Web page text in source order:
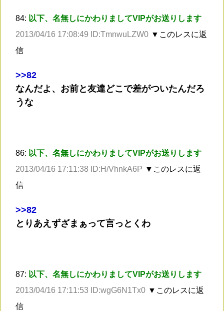
84: 以下、名無しにかわりましてVIPがお送りします
2013/04/16 17:08:49 ID:TmnwuLZW0 ▼このレスに返
信
>>82
なんだよ、お前と友達どこで差がついたんだろ
うな
86: 以下、名無しにかわりましてVIPがお送りします
2013/04/16 17:11:38 ID:H/VhnkA6P ▼このレスに返
信
>>82
とりあえずざまぁって言っとくわ
87: 以下、名無しにかわりましてVIPがお送りします
2013/04/16 17:11:53 ID:wgG6N1Tx0 ▼このレスに返
信